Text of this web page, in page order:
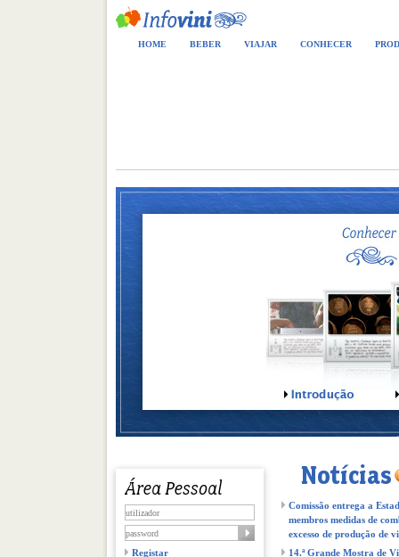
HOME BEBER VIAJAR CONHECER
Registar
Comissão entrega a
membros medidas de
excesso de produção de
14.ª Grande Mostra de